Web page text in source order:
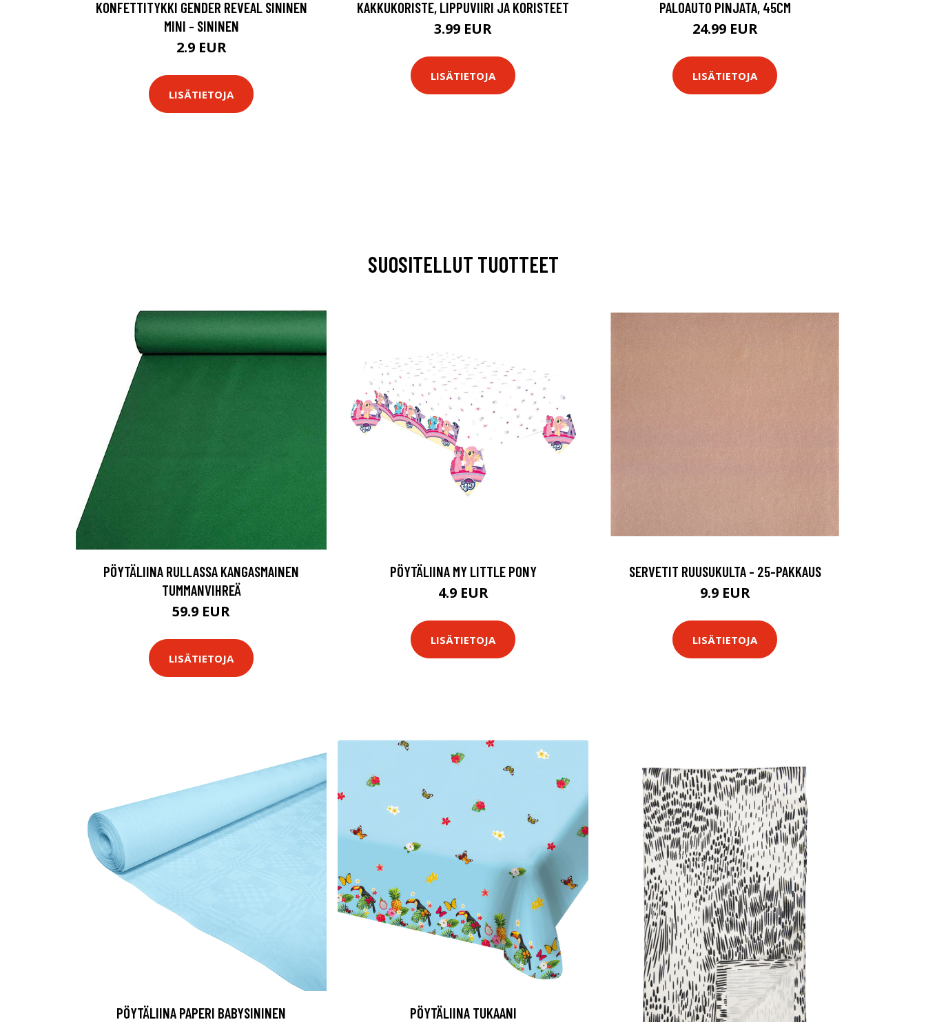
KONFETTITYKKI GENDER REVEAL SININEN
MINI - SININEN
2.9 EUR
LISÄTIETOJA
KAKKUKORISTE, LIPPUVIIRI JA KORISTEET
3.99 EUR
LISÄTIETOJA
PALOAUTO PINJATA, 45CM
24.99 EUR
LISÄTIETOJA
SUOSITELLUT TUOTTEET
PÖYTÄLIINA RULLASSA KANGASMAINEN
TUMMANVIHREÄ
59.9 EUR
LISÄTIETOJA
PÖYTÄLIINA MY LITTLE PONY
4.9 EUR
LISÄTIETOJA
SERVETIT RUUSUKULTA - 25-PAKKAUS
9.9 EUR
LISÄTIETOJA
PÖYTÄLIINA PAPERI BABYSININEN PÖYTÄLIINA TUKAANI